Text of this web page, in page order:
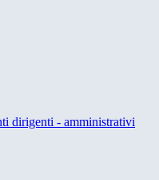
dirigenti - amministrativi